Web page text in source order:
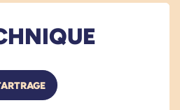
dispose de 2 buses de
anale et
un nettoyage efficace.
permet d'actionner les
arrière, lavage